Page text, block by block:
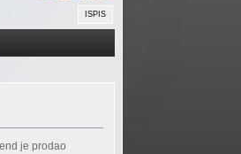
ISPIS
je prodao